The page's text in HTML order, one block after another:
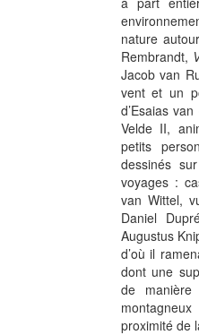
nature
Rembrandt,
Jacob van
vent et un
d’Esaias
Velde II,
petits
dessinés
voyages :
van Wittel,
Daniel
Augustus
d’où il
dont une
de
proximité de